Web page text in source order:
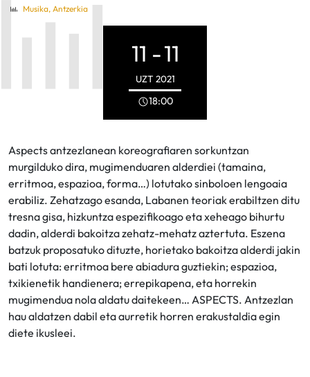
Musika, Antzerkia
11 -11
UZT 2021
18:00
Aspects antzezlanean koreografiaren sorkuntzan
murgilduko dira, mugimenduaren alderdiei (tamaina,
erritmoa, espazioa, forma…) lotutako sinboloen lengoaia
erabiliz. Zehatzago esanda, Labanen teoriak erabiltzen ditu
tresna gisa, hizkuntza espezifikoago eta xeheago bihurtu
dadin, alderdi bakoitza zehatz-mehatz aztertuta. Eszena
batzuk proposatuko dituzte, horietako bakoitza alderdi jakin
bati lotuta: erritmoa bere abiadura guztiekin; espazioa,
txikienetik handienera; errepikapena, eta horrekin
mugimendua nola aldatu daitekeen… ASPECTS. Antzezlan
hau aldatzen dabil eta aurretik horren erakustaldia egin
diete ikusleei.